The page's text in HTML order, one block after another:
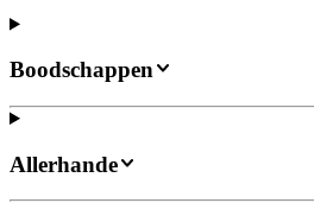
Boodschappen
Allerhande